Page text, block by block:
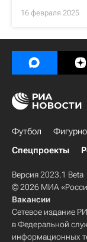
16 февраля 2025
Футбол
Спецпроекты
Версия 2023.1 Beta
© 2026 МИА
Вакансии
Сетевое издание
в Федеральной
информационных